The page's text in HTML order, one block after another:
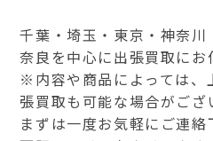
千葉・埼玉・東京・神奈川
奈良を中心に出張買取にお
※内容や商品によっては、
張買取も可能な場合がござ
まずは一度お気軽にご連絡